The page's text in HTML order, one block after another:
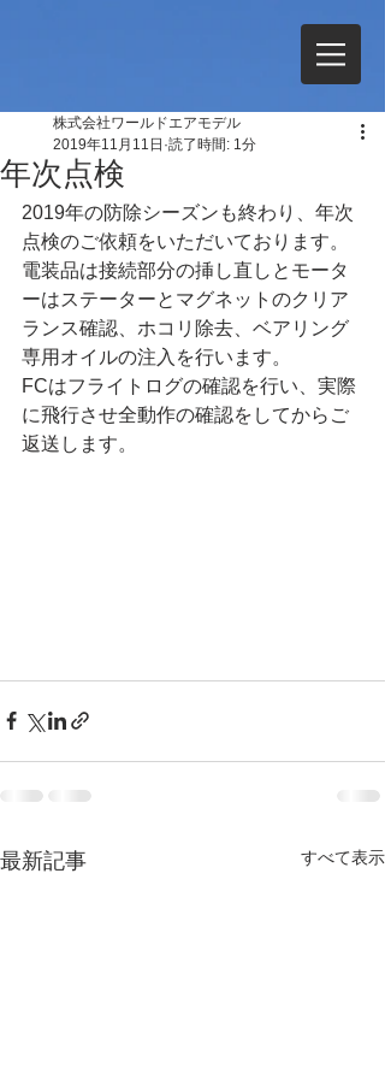
年次点検
株式会社ワールドエアモデル
2019年11月11日 読了時間: 1分
2019年の防除シーズンも終わり、年次
点検のご依頼をいただいております。
電装品は接続部分の挿し直しとモータ
ーはステーターとマグネットのクリア
ランス確認、ホコリ除去、ベアリング
専用オイルの注入を行います。
FCはフライトログの確認を行い、実際
に飛行させ全動作の確認をしてからご
返送します。
最新記事 すべて表示